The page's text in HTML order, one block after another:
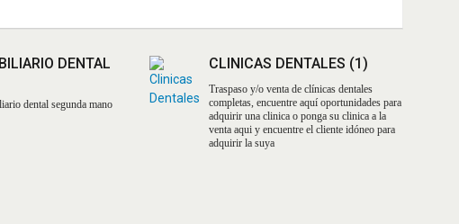
DENTAL
dental segunda mano
CLINICAS DENTALES (1)
Traspaso y/o venta de clínicas dentales
completas, encuentre aquí oportunidades para
adquirir una clinica o ponga su clinica a la
venta aqui y encuentre el cliente idóneo para
adquirir la suya